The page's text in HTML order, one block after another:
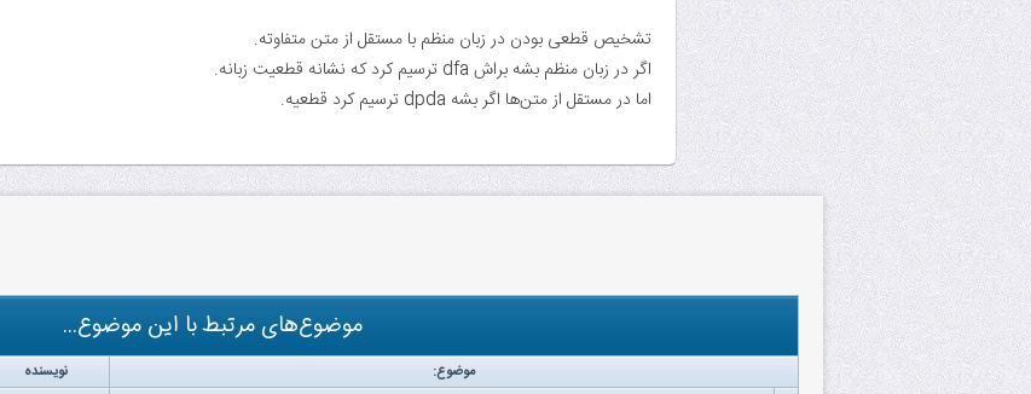
تشخیص قطعی بودن در زبان منظم با مستقل از متن متفاوته.
اگر در زبان منظم بشه براش dfa ترسیم کرد که نشانه قطعیت زبانه.
اما در مستقل از متن‌ها اگر بشه dpda ترسیم کرد قطعیه.
موضوع‌های مرتبط با این موضوع...
موضوع: نویسنده